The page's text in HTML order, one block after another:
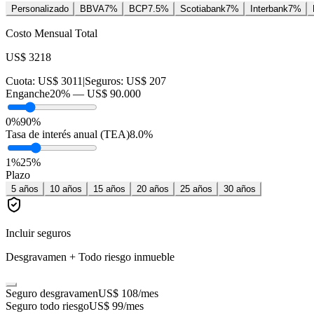
Personalizado BBVA7% BCP7.5% Scotiabank7% Interbank7%
Costo Mensual Total
US$ 3218
Cuota: US$ 3011 |Seguros: US$ 207
Enganche20% — US$ 90.000
0%90%
Tasa de interés anual (TEA)8.0%
1%25%
Plazo
5 años 10 años 15 años 20 años 25 años 30 años
Incluir seguros
Desgravamen + Todo riesgo inmueble
Seguro desgravamenUS$ 108/mes
Seguro todo riesgoUS$ 99/mes